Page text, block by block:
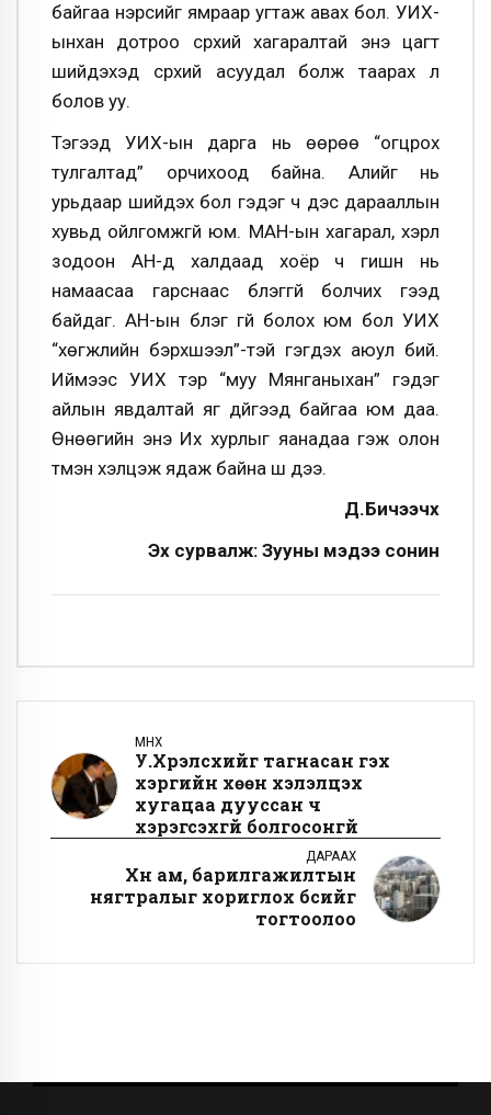
байгаа нэрсийг ямраар угтаж авах бол. УИХ-
ынхан дотроо сүрхий хагаралтай энэ цагт
шийдэхэд сүрхий асуудал болж таарах л
болов уу.
Тэгээд УИХ-ын дарга нь өөрөө “огцрох
тулгалтад” орчихоод байна. Алийг нь
урьдаар шийдэх бол гэдэг ч дэс дарааллын
хувьд ойлгомжгүй юм. МАН-ын хагарал, хэрүүл
зодоон АН-д халдаад хоёр ч гишүүн нь
намаасаа гарснаас бүлэггүй болчих гээд
байдаг. АН-ын бүлэг үгүй болох юм бол УИХ
“хөгжлийн бэрхшээл”-тэй гэгдэх аюул бий.
Иймээс УИХ тэр “муу Мянганыхан” гэдэг
айлын явдалтай яг дүйгээд байгаа юм даа.
Өнөөгийн энэ Их хурлыг яанадаа гэж олон
түмэн хэлцэж ядаж байна шүү дээ.
Д.Бичээчхүү
Эх сурвалж: Зууны мэдээ сонин
ӨМНӨХ
У.Хүрэлсүхийг тагнасан гэх
хэргийн хөөн хэлэлцэх
хугацаа дууссан ч
хэрэгсэхгүй болгосонгүй
ДАРААХ
Хүн ам, барилгажилтын
нягтралыг хориглох бүсийг
тогтоолоо